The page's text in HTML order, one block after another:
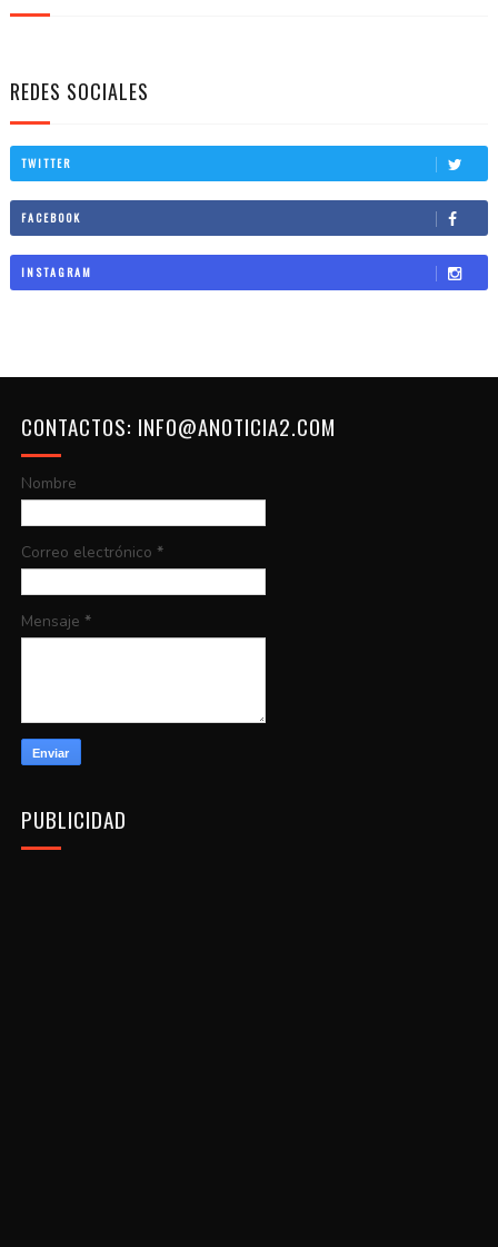
REDES SOCIALES
TWITTER
FACEBOOK
INSTAGRAM
CONTACTOS: INFO@ANOTICIA2.COM
Nombre
Correo electrónico *
Mensaje *
PUBLICIDAD